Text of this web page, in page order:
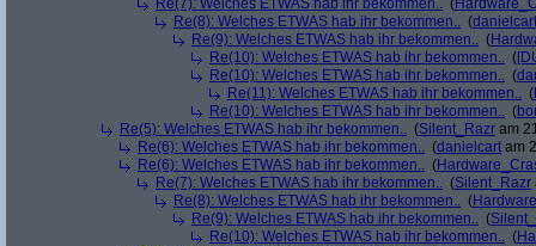
Re(7): Welches ETWAS hab ihr bekommen.. (
Re(8): Welches ETWAS hab ihr bekommen.. (danielcart
Re(9): Welches ETWAS hab ihr bekommen.. (
Re(10): Welches ETWAS hab ihr bekommen.. (
Re(10): Welches ETWAS hab ihr bekommen.. (
Re(11): Welches ETWAS hab ihr bekommen.. (
Re(10): Welches ETWAS hab ihr bekommen.. (
Re(5): Welches ETWAS hab ihr bekommen.. (Silent_Razr am
Re(6): Welches ETWAS hab ihr bekommen.. (danielcart am
Re(6): Welches ETWAS hab ihr bekommen.. (
Re(7): Welches ETWAS hab ihr bekommen.. (Silent_Razr
Re(8): Welches ETWAS hab ihr bekommen.. (
Re(9): Welches ETWAS hab ihr bekommen.. (
Re(10): Welches ETWAS hab ihr bekommen.. (